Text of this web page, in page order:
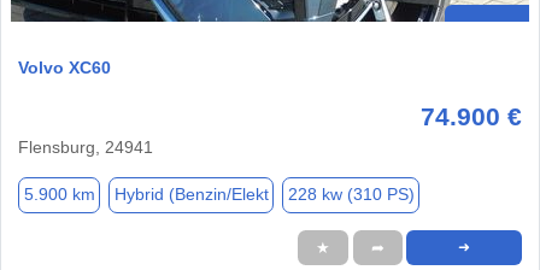
Volvo XC60
74.900 €
Flensburg, 24941
5.900 km Hybrid (Benzin/Elekt 228 kw (310 PS)
★ ➦ ➜